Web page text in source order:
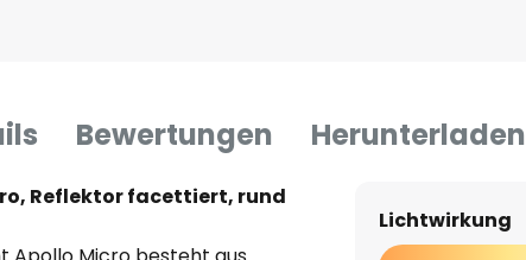
Bewertungen Herunterladen
Reflektor facettiert, rund
Lichtwirkung